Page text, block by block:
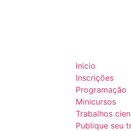
Inicio
Inscrições
Programação
Minicursos
Trabalhos
Publique seu